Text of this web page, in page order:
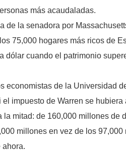
más acaudaladas.
la senadora por
75,000 hogares más ricos de
cuando el patrimonio
economistas de la Universidad
impuesto de Warren se
mitad: de 160,000 millones de
millones en vez de los
ahora.